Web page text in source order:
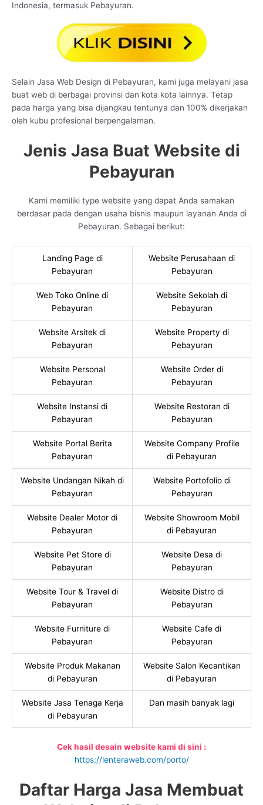
Indonesia, termasuk Pebayuran.
Selain Jasa Web Design di Pebayuran, kami juga melayani jasa
buat web di berbagai provinsi dan kota kota lainnya. Tetap
pada harga yang bisa dijangkau tentunya dan 100% dikerjakan
oleh kubu profesional berpengalaman.
Jenis Jasa Buat Website di
Pebayuran
Kami memiliki type website yang dapat Anda samakan
berdasar pada dengan usaha bisnis maupun layanan Anda di
Pebayuran. Sebagai berikut:
Landing Page di
Pebayuran
Website Perusahaan di
Pebayuran
Web Toko Online di
Pebayuran
Website Sekolah di
Pebayuran
Website Arsitek di
Pebayuran
Website Property di
Pebayuran
Website Personal
Pebayuran
Website Order di
Pebayuran
Website Instansi di
Pebayuran
Website Restoran di
Pebayuran
Website Portal Berita
Pebayuran
Website Company Profile
di Pebayuran
Website Undangan Nikah di
Pebayuran
Website Portofolio di
Pebayuran
Website Dealer Motor di
Pebayuran
Website Showroom Mobil
di Pebayuran
Website Pet Store di
Pebayuran
Website Desa di
Pebayuran
Website Tour & Travel di
Pebayuran
Website Distro di
Pebayuran
Website Furniture di
Pebayuran
Website Cafe di
Pebayuran
Website Produk Makanan
di Pebayuran
Website Salon Kecantikan
di Pebayuran
Website Jasa Tenaga Kerja
di Pebayuran
Dan masih banyak lagi
Cek hasil desain website kami di sini :
https://lenteraweb.com/porto/
Daftar Harga Jasa Membuat